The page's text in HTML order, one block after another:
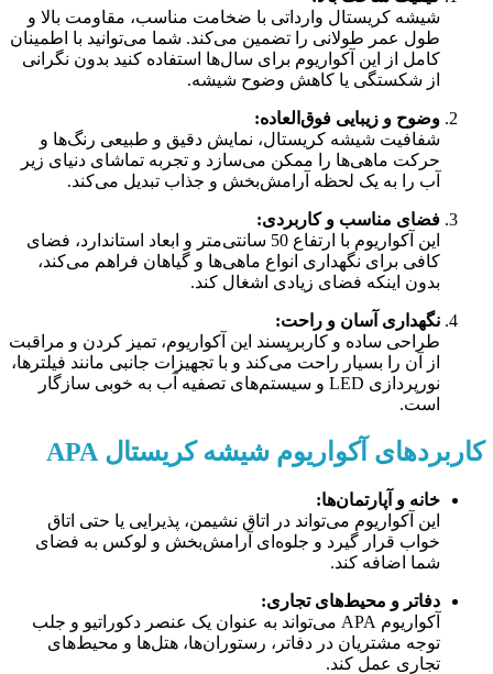
شیشه کریستال وارداتی با ضخامت مناسب، مقاومت بالا و
طول عمر طولانی را تضمین می‌کند. شما می‌توانید با اطمینان
کامل از این آکواریوم برای سال‌ها استفاده کنید بدون نگرانی
از شکستگی یا کاهش وضوح شیشه.
وضوح و زیبایی فوق‌العاده:
شفافیت شیشه کریستال، نمایش دقیق و طبیعی رنگ‌ها و
حرکت ماهی‌ها را ممکن می‌سازد و تجربه تماشای دنیای زیر
آب را به یک لحظه آرامش‌بخش و جذاب تبدیل می‌کند.
فضای مناسب و کاربردی:
این آکواریوم با ارتفاع 50 سانتی‌متر و ابعاد استاندارد، فضای
کافی برای نگهداری انواع ماهی‌ها و گیاهان فراهم می‌کند،
بدون اینکه فضای زیادی اشغال کند.
نگهداری آسان و راحت:
طراحی ساده و کاربرپسند این آکواریوم، تمیز کردن و مراقبت
از آن را بسیار راحت می‌کند و با تجهیزات جانبی مانند فیلترها،
نورپردازی LED و سیستم‌های تصفیه آب به خوبی سازگار
است.
کاربردهای آکواریوم شیشه کریستال APA
خانه و آپارتمان‌ها:
این آکواریوم می‌تواند در اتاق نشیمن، پذیرایی یا حتی اتاق
خواب قرار گیرد و جلوه‌ای آرامش‌بخش و لوکس به فضای
شما اضافه کند.
دفاتر و محیط‌های تجاری:
آکواریوم APA می‌تواند به عنوان یک عنصر دکوراتیو و جلب
توجه مشتریان در دفاتر، رستوران‌ها، هتل‌ها و محیط‌های
تجاری عمل کند.